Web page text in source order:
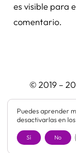
es visible para
comentario.
© 2019 –
Puedes aprender
desactivarlas en los
Sí No